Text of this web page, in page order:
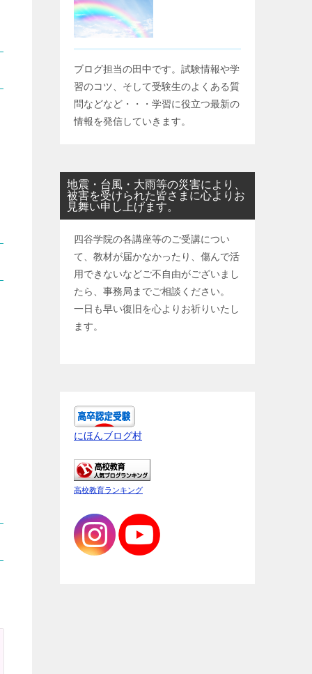
ブログ担当の田中です。試験情報や学
習のコツ、そして受験生のよくある質
問などなど・・・学習に役立つ最新の
情報を発信していきます。
地震・台風・大雨等の災害により、
被害を受けられた皆さまに心よりお
見舞い申し上げます。
四谷学院の各講座等のご受講につい
て、教材が届かなかったり、傷んで活
用できないなどご不自由がございまし
たら、事務局までご相談ください。
一日も早い復旧を心よりお祈りいたし
ます。
にほんブログ村
高校教育ランキング